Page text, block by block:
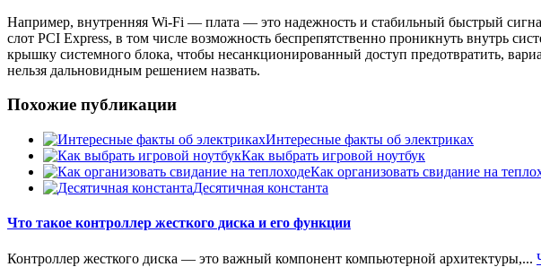
Например, внутренняя Wi-Fi — плата — это надежность и стабильный быстрый
слот PCI Express, в том числе возможность беспрепятственно проникнуть внутрь
крышку системного блока, чтобы несанкционированный доступ предотвратить,
нельзя дальновидным решением назвать.
Похожие публикации
Интересные факты об электриках
Как выбрать игровой ноутбук
Как организовать свидание на
Десятичная константа
Что такое контроллер жесткого диска и его функции
Контроллер жесткого диска — это важный компонент компьютерной архитектуры,...